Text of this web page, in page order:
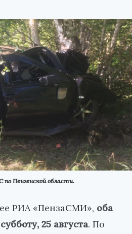
Пензенской области.
РИА «ПензаСМИ», оба
25 августа. По